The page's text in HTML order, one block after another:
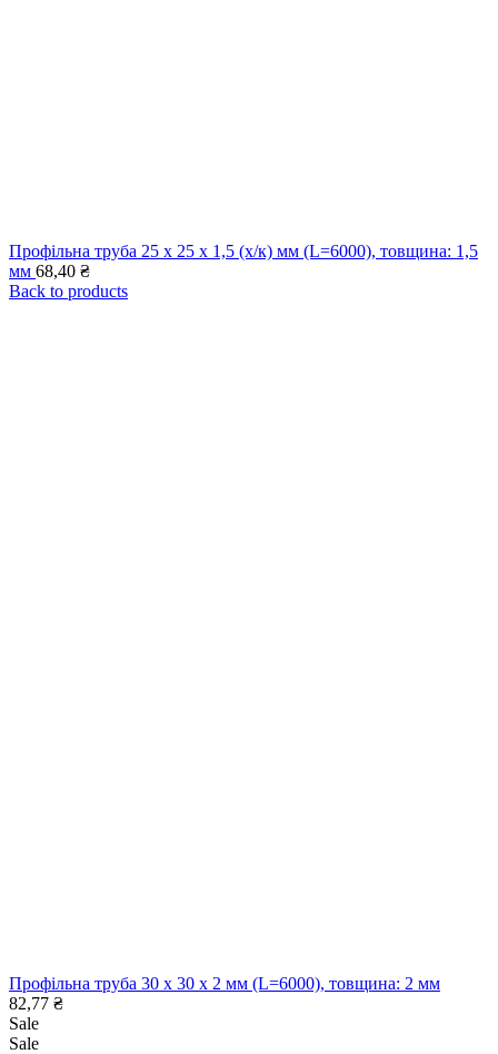
Профільна труба 25 x 25 x 1,5 (х/к) мм (L=6000), товщина: 1,5
мм 68,40 ₴
Back to products
Профільна труба 30 x 30 x 2 мм (L=6000), товщина: 2 мм
82,77 ₴
Sale
Sale